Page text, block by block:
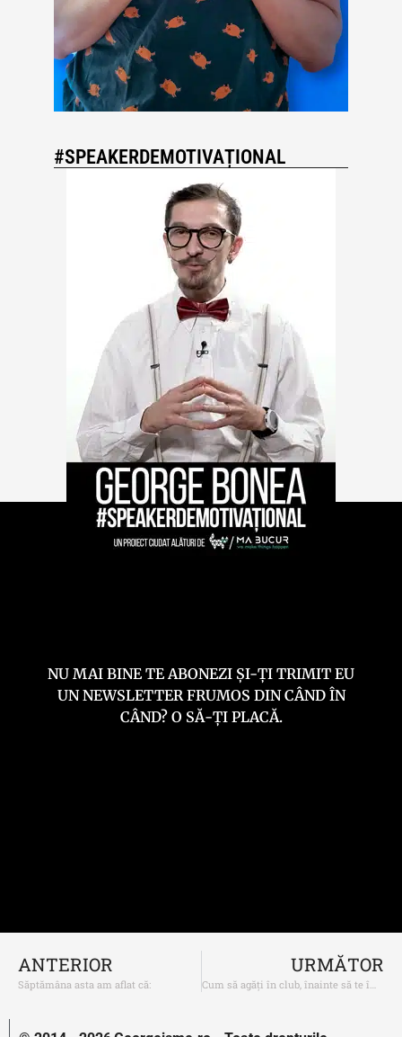
#SPEAKERDEMOTIVAȚIONAL
NU MAI BINE TE ABONEZI ȘI-ȚI TRIMIT EU
UN NEWSLETTER FRUMOS DIN CÂND ÎN
CÂND? O SĂ-ȚI PLACĂ.
ANTERIOR
Săptămâna asta am aflat că:
URMĂTOR
Cum să agăți în club, înainte să te îmbeți și să te comporți penibil așa cum faci de obicei când ieși în oraș în ziua de salariu, pe care abia l-ai câștigat că dacă făceai medicina cum îți spunea mă-ta acum ajungeai mare om, dar tu ai preferat s-o arzi pe la terase cu fetele de la Speologie când puteai să-ți faci un rost în viață, dar mna, e prea târziu acum, și mergi des în cluburi unde nici dracu` nu se uită la tine, dansezi penibil, te îmbraci ca tac-tu-n 1973 și bei sucuri cu paiul și mai vrei să faci sex?